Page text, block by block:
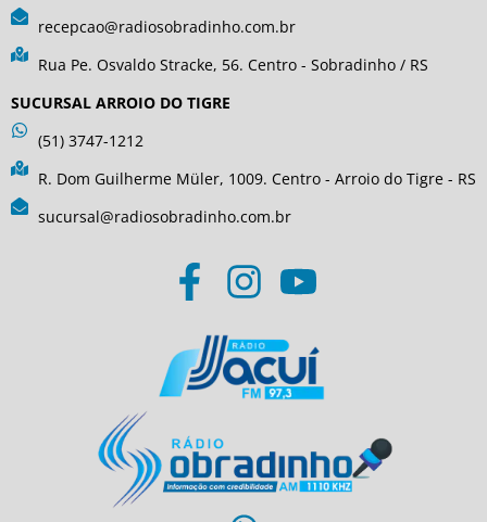
recepcao@radiosobradinho.com.br
Rua Pe. Osvaldo Stracke, 56. Centro - Sobradinho / RS
SUCURSAL ARROIO DO TIGRE
(51) 3747-1212
R. Dom Guilherme Müler, 1009. Centro - Arroio do Tigre - RS
sucursal@radiosobradinho.com.br